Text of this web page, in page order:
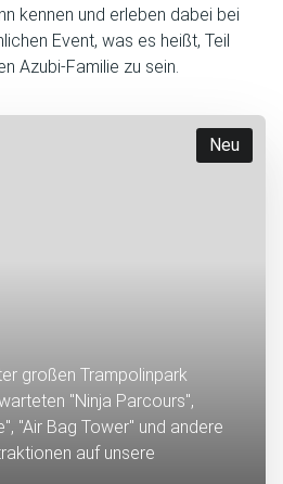
kennen und erleben dabei bei
Event, was es heißt, Teil
Azubi-Familie zu sein.
Neu
großen Trampolinpark
"Ninja Parcours",
"Air Bag Tower" und andere
auf unsere